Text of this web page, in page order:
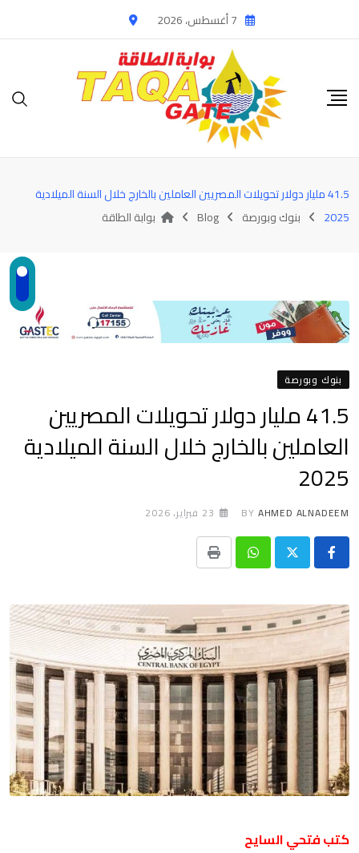
to
7 أغسطس، 2026
41.5 مليار دولار تحويلات المصريين العاملين بالخارج خلال السنة الميلادية
2025
بنوك وبورصة Blog بوابة الطاقة
بنوك وبورصة
41.5 مليار دولار تحويلات المصريين
العاملين بالخارج خلال السنة الميلادية
2025
BY AHMED ALNADEEM 23 فبراير، 2026
Whatsapp
Print
كتب فتحي السايح